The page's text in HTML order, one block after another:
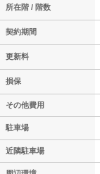
所在階 / 階数
契約期間
更新料
損保
その他費用
駐車場
近隣駐車場